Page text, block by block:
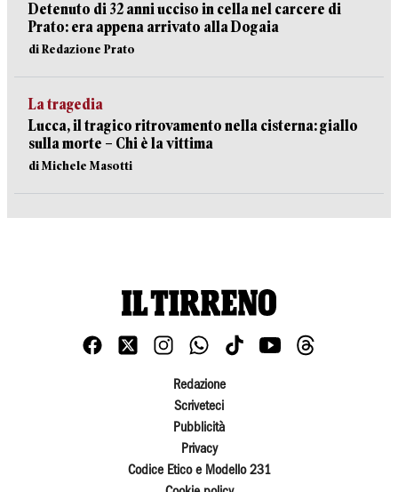
Detenuto di 32 anni ucciso in cella nel carcere di
Prato: era appena arrivato alla Dogaia
di Redazione Prato
La tragedia
Lucca, il tragico ritrovamento nella cisterna: giallo
sulla morte – Chi è la vittima
di Michele Masotti
Redazione
Scriveteci
Pubblicità
Privacy
Codice Etico e Modello 231